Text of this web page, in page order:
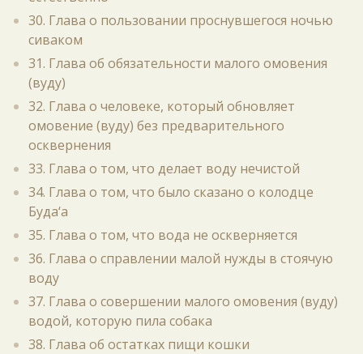
30. Глава о пользовании проснувшегося ночью
сиваком
31. Глава об обязательности малого омовения
(вуду)
32. Глава о человеке, который обновляет
омовение (вуду) без предварительного
осквернения
33. Глава о том, что делает воду нечистой
34. Глава о том, что было сказано о колодце
Буда‘а
35. Глава о том, что вода не оскверняется
36. Глава о справлении малой нужды в стоячую
воду
37. Глава о совершении малого омовения (вуду)
водой, которую пила собака
38. Глава об остатках пищи кошки